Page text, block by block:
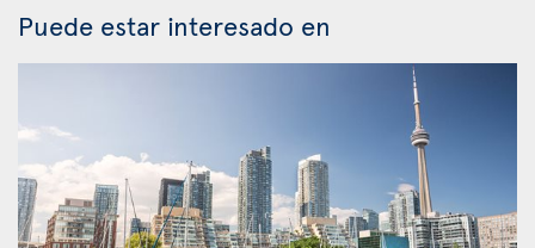
Puede estar interesado en